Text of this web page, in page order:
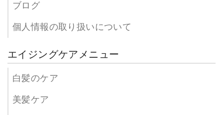
ブログ
個人情報の取り扱いについて
エイジングケアメニュー
白髪のケア
美髪ケア